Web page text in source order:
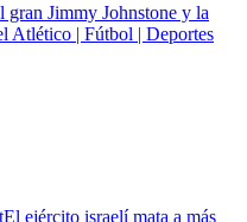
gran Jimmy Johnstone y la
Atlético | Fútbol | Deportes
El ejército israelí mata a más